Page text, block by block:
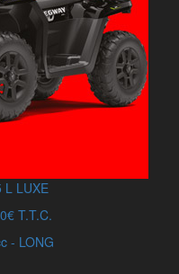
L LUXE
T.T.C.
- LONG